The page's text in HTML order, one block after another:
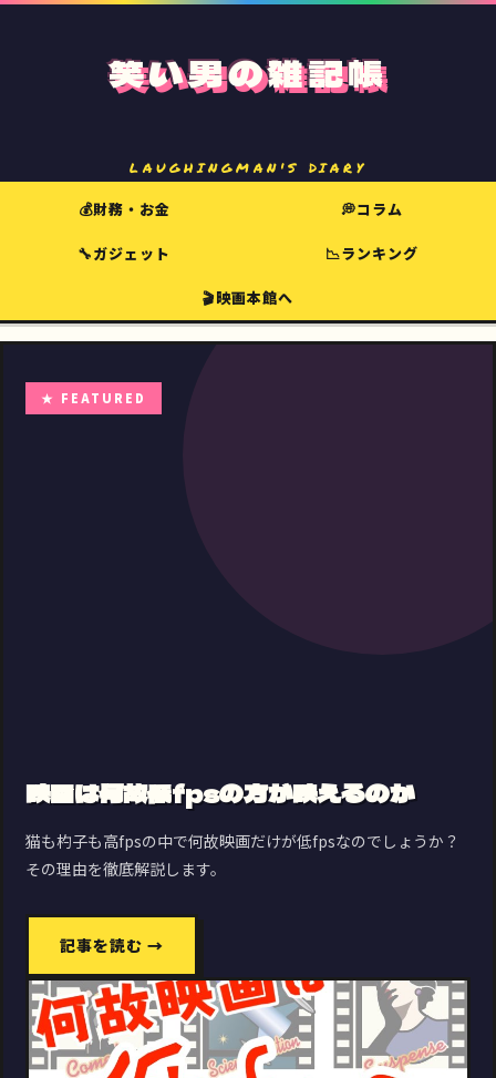
笑い男の雑記帳
LAUGHINGMAN'S DIARY
💰財務・お金 💭コラム
🔧ガジェット 📉ランキング
🎬映画本館へ
★ FEATURED
映画は何故低fpsの方が映えるのか
猫も杓子も高fpsの中で何故映画だけが低fpsなのでしょうか？
その理由を徹底解説します。
記事を読む →